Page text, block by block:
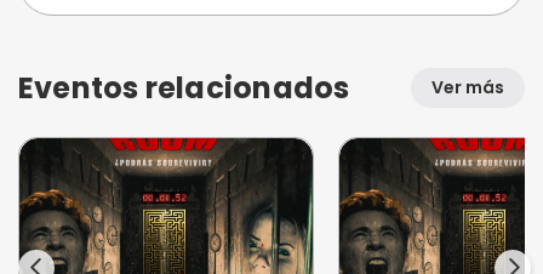
Eventos relacionados Ver más